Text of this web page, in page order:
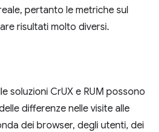
pertanto le metriche sul
risultati molto diversi.
soluzioni CrUX e RUM possono
differenze nelle visite alle
dei browser, degli utenti, dei